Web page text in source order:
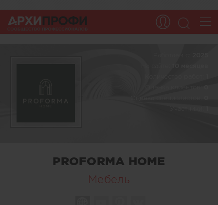
PROFORMA HOME
Мебель